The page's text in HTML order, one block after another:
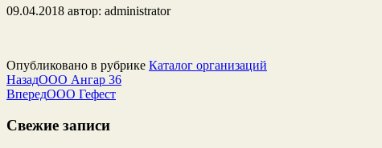
09.04.2018 автор: administrator
Опубликовано в рубрике Каталог организаций
НазадООО Ангар 36
ВпередООО Гефест
Свежие записи